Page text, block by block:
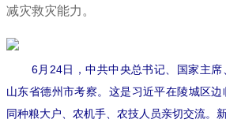
减灾救灾能力。
6月24日，中共中央总书记、国家主
山东省德州市考察。这是习近平在陵城区
同种粮大户、农机手、农技人员亲切交流。